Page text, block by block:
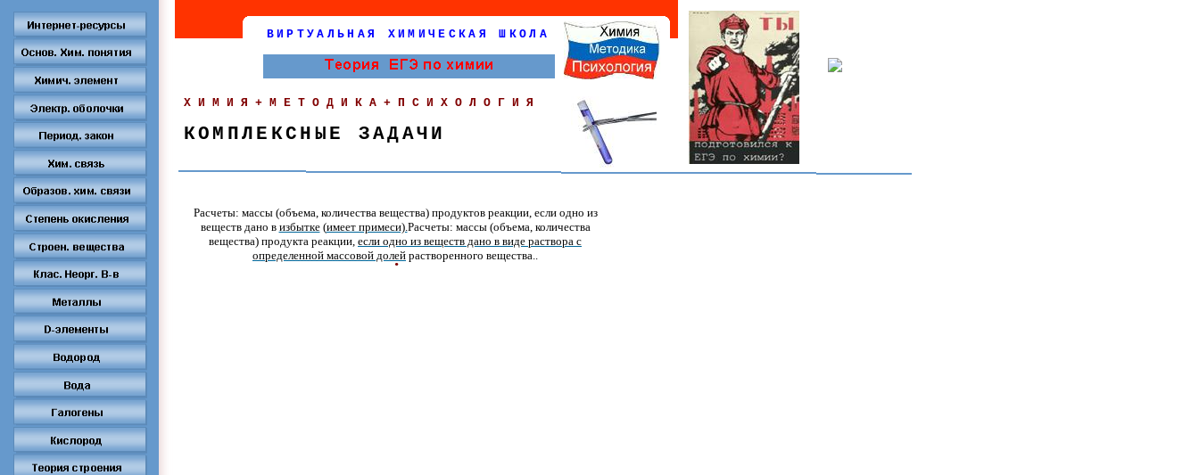
ВИРТУАЛЬНАЯ ХИМИЧЕСКАЯ ШКОЛА
ХИМИЯ+МЕТОДИКА+ПСИХОЛОГИЯ
КОМПЛЕКСНЫЕ ЗАДАЧИ
.
Расчеты: массы (объема, количества вещества) продуктов реакции, если одно из
веществ дано в избытке(имеет примеси).Расчеты: массы (объема, количества
вещества) продукта реакции, если одно из веществ дано в виде раствора с
определенной массовой долей растворенного вещества..